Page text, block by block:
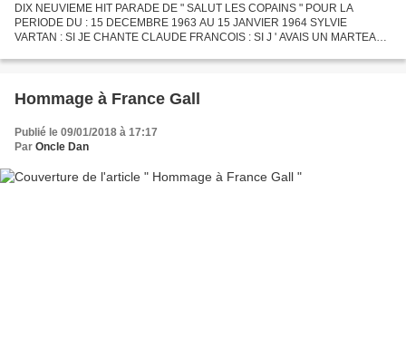
DIX NEUVIEME HIT PARADE DE " SALUT LES COPAINS " POUR LA
PERIODE DU : 15 DECEMBRE 1963 AU 15 JANVIER 1964 SYLVIE
VARTAN : SI JE CHANTE CLAUDE FRANCOIS : SI J ' AVAIS UN MARTEAU
GUITARE FRANK ALAMO...
Hommage à France Gall
Publié le 09/01/2018 à 17:17
Par Oncle Dan